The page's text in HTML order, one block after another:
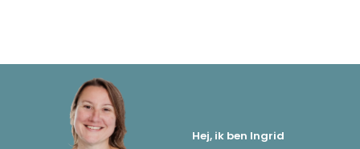
Hej, ik ben Ingrid